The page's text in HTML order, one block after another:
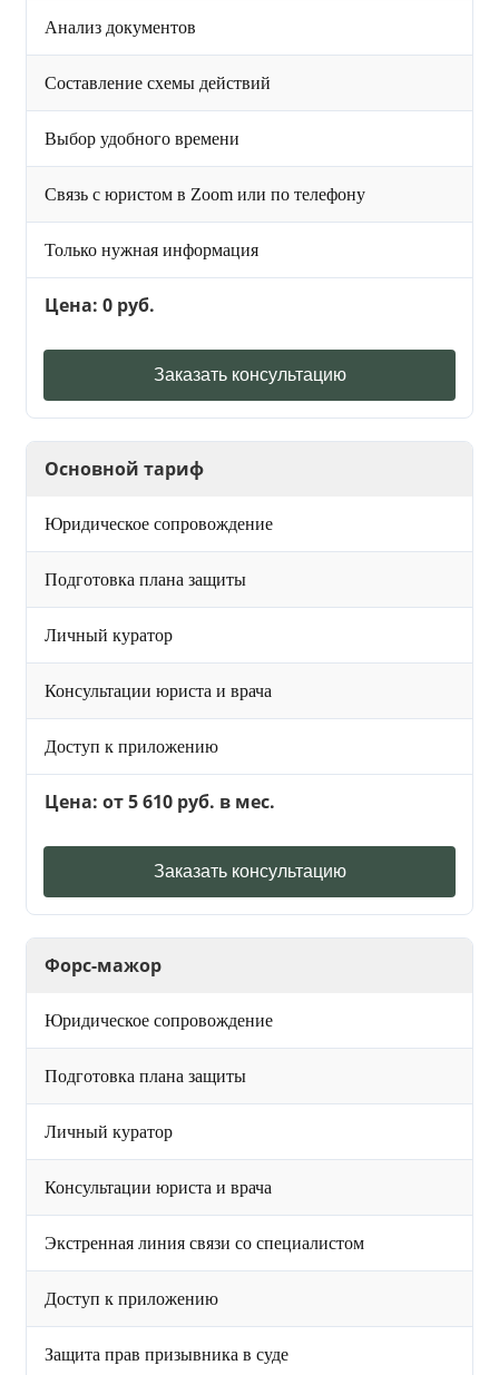
Анализ документов
Составление схемы действий
Выбор удобного времени
Связь с юристом в Zoom или по телефону
Только нужная информация
Цена: 0 руб.
Заказать консультацию
Основной тариф
Юридическое сопровождение
Подготовка плана защиты
Личный куратор
Консультации юриста и врача
Доступ к приложению
Цена: от 5 610 руб. в мес.
Заказать консультацию
Форс-мажор
Юридическое сопровождение
Подготовка плана защиты
Личный куратор
Консультации юриста и врача
Экстренная линия связи со специалистом
Доступ к приложению
Защита прав призывника в суде